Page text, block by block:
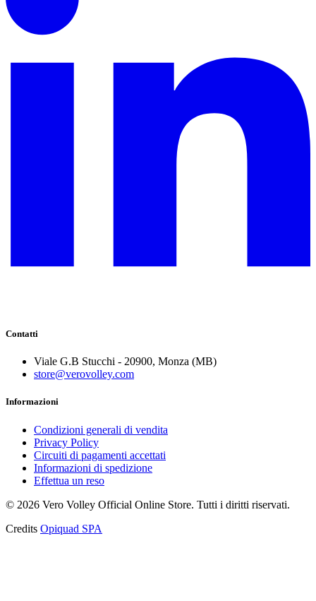
Contatti
Viale G.B Stucchi - 20900, Monza (MB)
store@verovolley.com
Informazioni
Condizioni generali di vendita
Privacy Policy
Circuiti di pagamenti accettati
Informazioni di spedizione
Effettua un reso
© 2026 Vero Volley Official Online Store. Tutti i diritti riservati.
Credits Opiquad SPA